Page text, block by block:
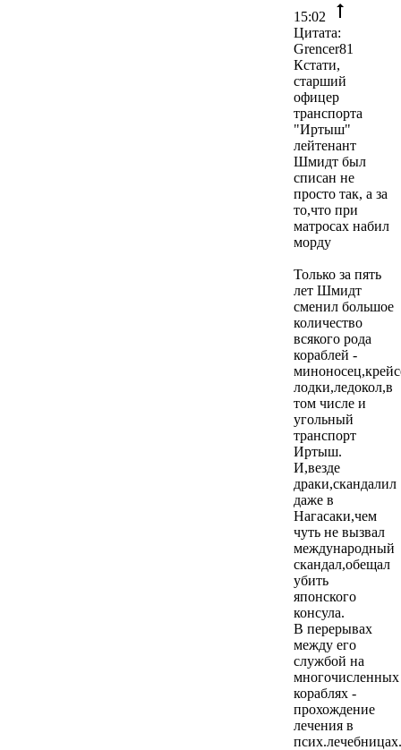
15:02
Цитата:
Grencer81
Кстати,
старший
офицер
транспорта
"Иртыш"
лейтенант
Шмидт был
списан не
просто так, а за
то,что при
матросах набил
морду
Только за пять
лет Шмидт
сменил большое
количество
всякого рода
кораблей -
лодки,ледокол,в
том числе и
угольный
транспорт
Иртыш.
И,везде
драки,скандалил
даже в
Нагасаки,чем
чуть не вызвал
международный
скандал,обещал
убить
японского
консула.
В перерывах
между его
службой на
многочисленных
кораблях -
прохождение
лечения в
псих.лечебницах.